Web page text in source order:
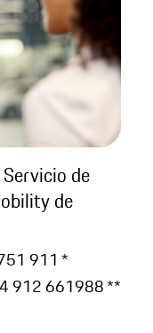
de
de
911 *
912 661988 **